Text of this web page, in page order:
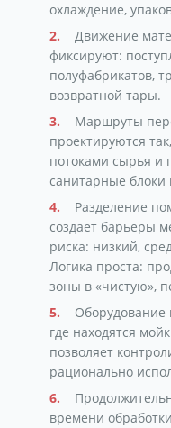
охлаждение,
Движение
фиксируют:
полуфабрикатов,
возвратной тары.
Маршруты
проектируются
потоками сырья и
санитарные
Разделение
создаёт барьеры
риска: низкий,
Логика проста:
зоны в «чистую»,
Оборудование
где находятся
позволяет
рационально
времени